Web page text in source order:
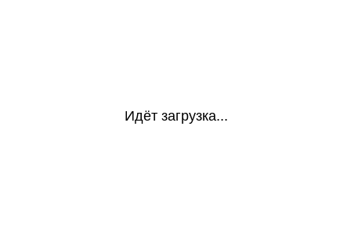
Идёт загрузка...